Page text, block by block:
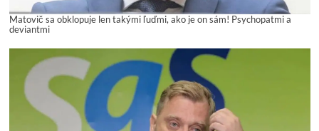
Matovič sa obklopuje len takými ľuďmi, ako je on sám! Psychopatmi a
deviantmi